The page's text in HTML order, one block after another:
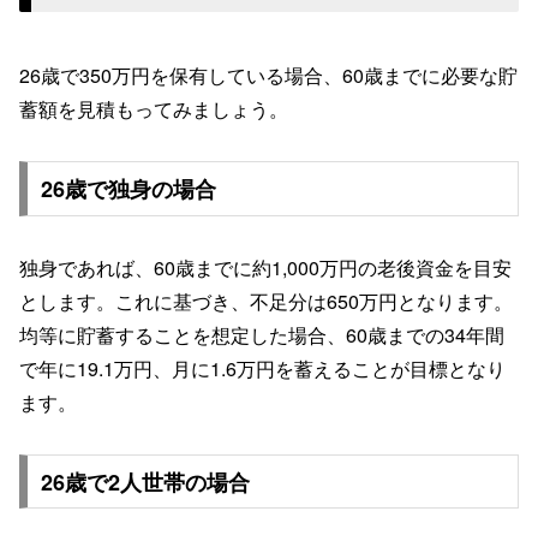
26歳で350万円を保有している場合、60歳までに必要な貯
蓄額を見積もってみましょう。
26歳で独身の場合
独身であれば、60歳までに約1,000万円の老後資金を目安
とします。これに基づき、不足分は650万円となります。
均等に貯蓄することを想定した場合、60歳までの34年間
で年に19.1万円、月に1.6万円を蓄えることが目標となり
ます。
26歳で2人世帯の場合